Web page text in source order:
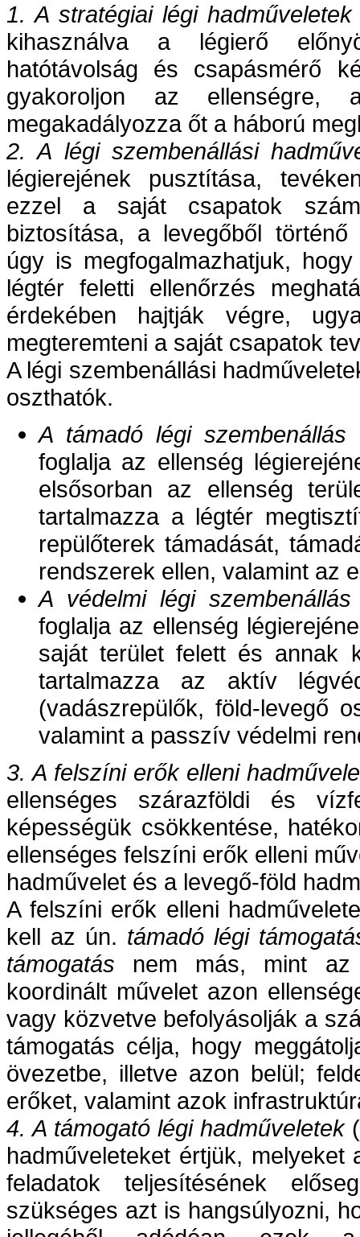
1. Astratégiai légi hadműveletek
kihasználva a légierő
hatótávolság és csapásmérő
gyakoroljon az ellenségre,
megakadályozza őt a háború
2. A légi szembenállási
légierejének pusztítása,
ezzel a saját csapatok
biztosítása, a levegőből történő
úgy is megfogalmazhatjuk,
légtér feletti ellenőrzés
érdekében hajtják végre,
megteremteni a saját csapatok
A légi szembenállási
oszthatók.
A támadó légi szembenállás
foglalja az ellenség
elsősorban az ellenség
tartalmazza a légtér
repülőterek támadását,
rendszerek ellen, valamint az
A védelmi légi szembenállás
foglalja az ellenség
saját terület felett és annak
tartalmazza az aktív
(vadászrepülők, föld-levegő
valamint a passzív védelmi
3. A felszíni erők elleni
ellenséges szárazföldi és
képességük csökkentése,
ellenséges felszíni erők elleni
hadművelet és a levegő-föld
A felszíni erők elleni
kell az ún. támadó légi
támogatás nem más, mint az
koordinált művelet azon
vagy közvetve befolyásolják a
támogatás célja, hogy
övezetbe, illetve azon belül;
erőket, valamint azok
4. Atámogató légi hadműveletek
hadműveleteket értjük,
feladatok teljesítésének
szükséges azt is hangsúlyozni,